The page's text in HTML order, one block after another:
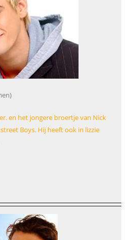
en het jongere broertje van Nick
Boys. Hij heeft ook in lizzie